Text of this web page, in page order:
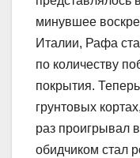
минувшее
Италии, Рафа
по количеству
покрытия.
грунтовых
раз проигрывал
обидчиком стал